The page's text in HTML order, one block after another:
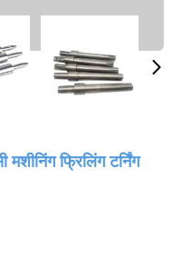
मशीनिंग फ्रिलिंग टर्निंग